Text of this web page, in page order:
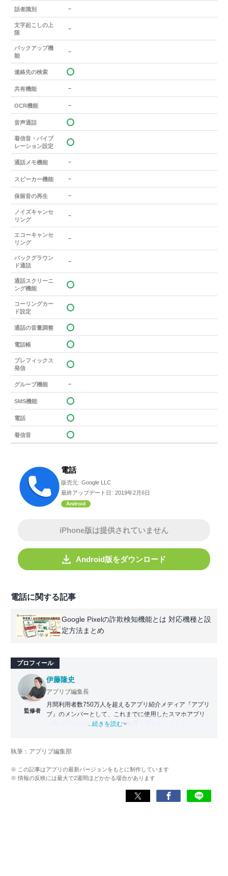
話者識別 －
文字起こしの上
限
－
バックアップ機
能
－
連絡先の検索
共有機能 －
OCR機能 －
音声通話
着信音・バイブ
レーション設定
通話メモ機能 －
スピーカー機能 －
保留音の再生 －
ノイズキャンセ
リング
－
エコーキャンセ
リング
－
バックグラウン
ド通話
－
通話スクリーニ
ング機能
コーリングカー
ド設定
通話の音量調整
電話帳
プレフィックス
発信
グループ機能 －
SMS機能
電話
着信音
電話
販売元: Google LLC
最終アップデート日: 2019年2月6日
Android
iPhone版は提供されていません
Android版をダウンロード
電話に関する記事
Google Pixelの詐欺検知機能とは 対応機種と設
定方法まとめ
プロフィール
監修者
伊藤隆史
アプリブ編集長
月間利用者数750万人を超えるアプリ紹介メディア『アプリ
ブ』のメンバーとして、これまでに使用したスマホアプリ
の数は25,000以上。アプリの知見を活かし、テレビ・
化アプリの紹介）、TBS『サタプラ』（スマホライフが変
スマホアプリ）他
...続きを読む
執筆：アプリブ編集部
※ この記事はアプリの最新バージョンをもとに制作しています
※ 情報の反映には最大で2週間ほどかかる場合があります